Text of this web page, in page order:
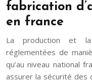
fabrication
en france
La production et la
réglementées de
qu’au niveau national
assurer la sécurité des